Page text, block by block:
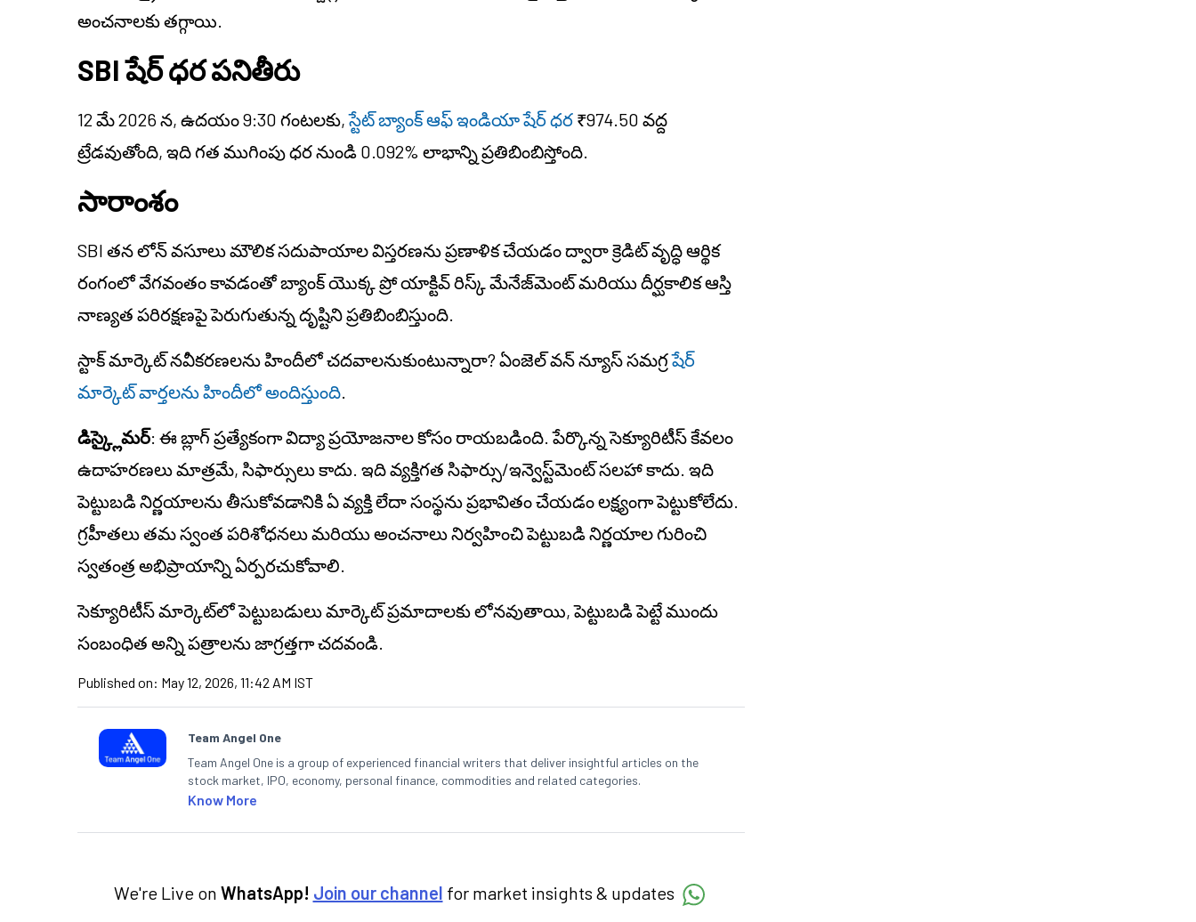
అంచనాలకు తగ్గాయి.
SBI షేర్ ధర పనితీరు
12 మే 2026 న, ఉదయం 9:30 గంటలకు,స్టేట్ బ్యాంక్ ఆఫ్ ఇండియా షేర్ ధర ₹974.50 వద్ద
ట్రేడవుతోంది, ఇది గత ముగింపు ధర నుండి 0.092% లాభాన్ని ప్రతిబింబిస్తోంది.
సారాంశం
SBI తన లోన్ వసూలు మౌలిక సదుపాయాల విస్తరణను ప్రణాళిక చేయడం ద్వారా క్రెడిట్ వృద్ధి ఆర్థిక
రంగంలో వేగవంతం కావడంతో బ్యాంక్ యొక్క ప్రో యాక్టివ్ రిస్క్ మేనేజ్‌మెంట్ మరియు దీర్ఘకాలిక ఆస్తి
నాణ్యత పరిరక్షణపై పెరుగుతున్న దృష్టిని ప్రతిబింబిస్తుంది.
స్టాక్ మార్కెట్ నవీకరణలను హిందీలో చదవాలనుకుంటున్నారా? ఏంజెల్ వన్ న్యూస్ సమగ్రషేర్
మార్కెట్ వార్తలను హిందీలో అందిస్తుంది.
డిస్క్లైమర్: ఈ బ్లాగ్ ప్రత్యేకంగా విద్యా ప్రయోజనాల కోసం రాయబడింది. పేర్కొన్న సెక్యూరిటీస్ కేవలం
ఉదాహరణలు మాత్రమే, సిఫార్సులు కాదు. ఇది వ్యక్తిగత సిఫార్సు/ఇన్వెస్ట్‌మెంట్సలహా కాదు. ఇది
పెట్టుబడి నిర్ణయాలను తీసుకోవడానికి ఏ వ్యక్తి లేదా సంస్థను ప్రభావితం చేయడం లక్ష్యంగా పెట్టుకోలేదు.
గ్రహీతలు తమ స్వంత పరిశోధనలు మరియు అంచనాలు నిర్వహించి పెట్టుబడి నిర్ణయాల గురించి
స్వతంత్ర అభిప్రాయాన్ని ఏర్పరచుకోవాలి.
సెక్యూరిటీస్ మార్కెట్‌లో పెట్టుబడులు మార్కెట్ప్రమాదాలకులోనవుతాయి, పెట్టుబడి పెట్టే ముందు
సంబంధిత అన్ని పత్రాలను జాగ్రత్తగా చదవండి.
Published on: May 12, 2026, 11:42 AM IST
Team Angel One
Team Angel One is a group of experienced financial writers that deliver insightful articles on the
stock market, IPO, economy, personal finance, commodities and related categories.
Know More
We're Live on WhatsApp! Join our channel for market insights & updates